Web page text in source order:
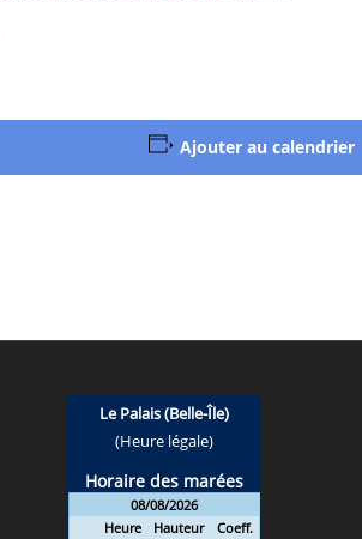
Ajouter au calendrier